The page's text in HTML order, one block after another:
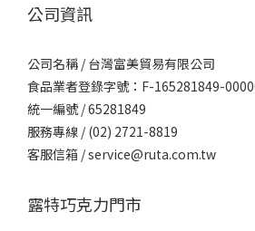
公司資訊
公司名稱 / 台灣富美貿易有限公司
食品業者登錄字號：F-165281849-
統一編號 / 65281849
服務專線 / (02) 2721-8819
客服信箱 / service@ruta.com.tw
露特巧克力門市